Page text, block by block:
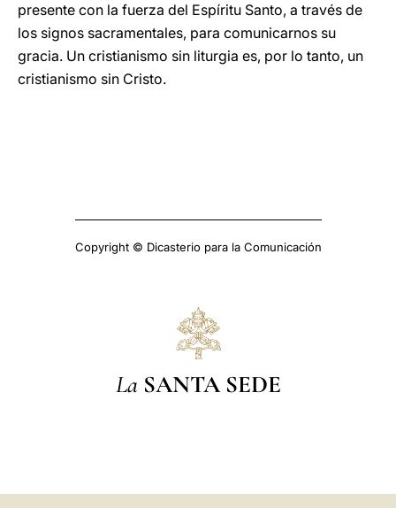
presente con la fuerza del Espíritu Santo, a través de
los signos sacramentales, para comunicarnos su
gracia. Un cristianismo sin liturgia es, por lo tanto, un
cristianismo sin Cristo.
Copyright © Dicasterio para la Comunicación
La SANTA SEDE